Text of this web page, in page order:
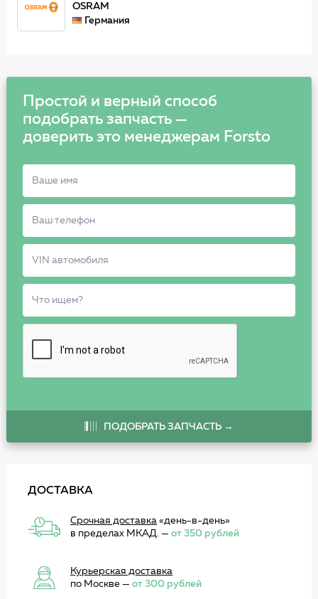
OSRAM
Германия
Простой и верный способ
подобрать запчасть —
доверить это менеджерам Forsto
ПОДОБРАТЬ ЗАПЧАСТЬ →
ДОСТАВКА
Срочная доставка«день-в-день»
в пределах МКАД. — от 350 рублей
Курьерская доставка
по Москве — от 300 рублей